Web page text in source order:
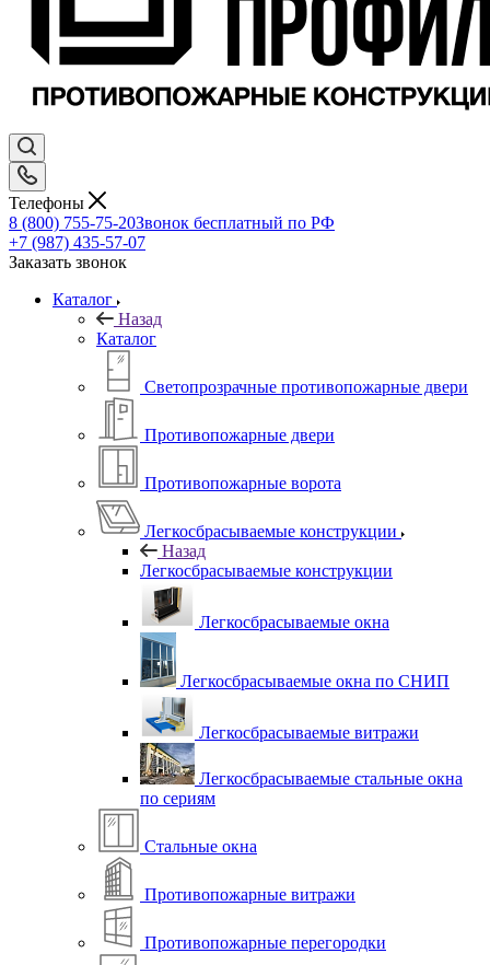
Телефоны
8 (800) 755-75-20Звонок бесплатный по РФ
+7 (987) 435-57-07
Заказать звонок
Каталог
Назад
Каталог
Светопрозрачные противопожарные двери
Противопожарные двери
Противопожарные ворота
Легкосбрасываемые конструкции
Назад
Легкосбрасываемые конструкции
Легкосбрасываемые окна
Легкосбрасываемые окна по СНИП
Легкосбрасываемые витражи
Легкосбрасываемые стальные окна
по сериям
Стальные окна
Противопожарные витражи
Противопожарные перегородки